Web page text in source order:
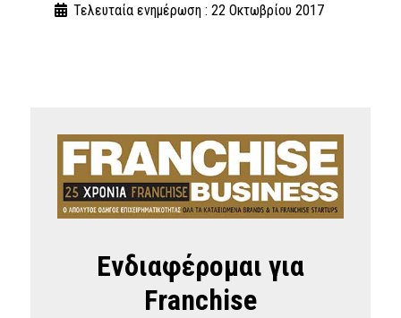
Τελευταία ενημέρωση : 22 Οκτωβρίου 2017
Ενδιαφέρομαι για
Franchise